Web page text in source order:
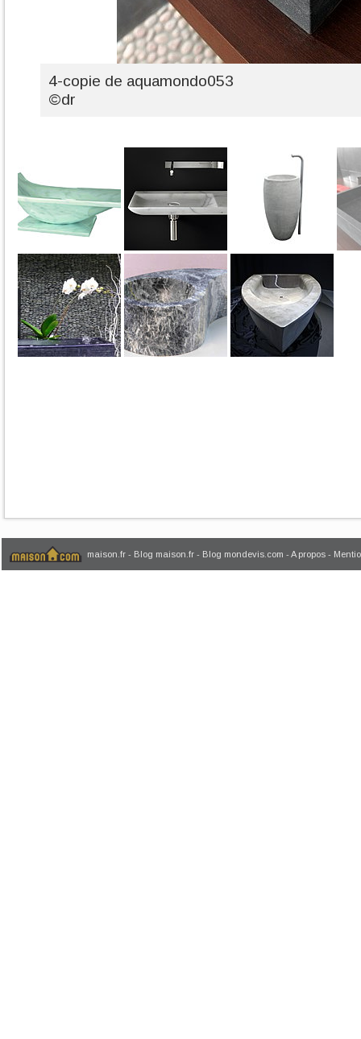
4-copie de aquamondo053
©dr
maison.fr - Blog maison.fr - Blog mondevis.com - A propos -